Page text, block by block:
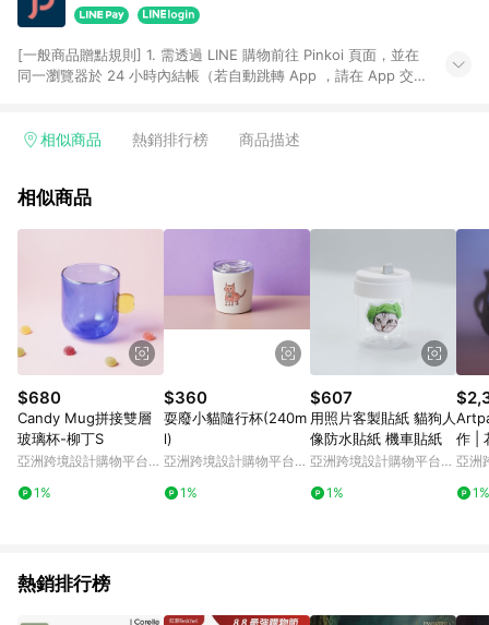
[一般商品贈點規則] 1. 需透過 LINE 購物前往 Pinkoi 頁面，並在
同一瀏覽器於 24 小時內結帳（若自動跳轉 App ，請在 App 交
回饋訂單不得享有 Pinkoi 站方優惠，例如首購優惠，P coins，
行為，不具贈點資格，部分退款不在此限。 6. APP 請更新至
運費，攤位費等不具贈點資格。 9. LINE 購物站上之商品規格、
顏色、價位、贈品如與 Pinkoi 商品資訊頁及購物車不符，以
Pinkoi 購物商品資訊頁及購物車標示為準。 10. 點數紅包使用規
則請以點數紅包活動說明為準。 11. 若於 LINE 購物前往 Pinkoi
頁面後才首次下載 Pinkoi APP 並完成訂單，不符合導購資格；承
上，首次下載 Pinkoi APP 後，需透過 LINE 購物前往 Pinkoi 頁
面，方享導購資格。
相似商品 熱銷排行榜 商品描述
相似商品
$680
Candy Mug拼接雙層
玻璃杯-柳丁S
亞洲跨境設計購物平台
1%
$360
耍廢小貓隨行杯(240m
l)
亞洲跨境設計購物平台
1%
$607
用照片客製貼紙 貓狗人
像防水貼紙 機車貼紙
亞洲跨境設計購物平台
1%
作 |
亞洲
1%
熱銷排行榜